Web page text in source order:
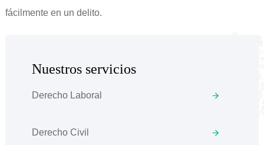
fácilmente en un delito.
Nuestros servicios
Derecho Laboral
Derecho Civil